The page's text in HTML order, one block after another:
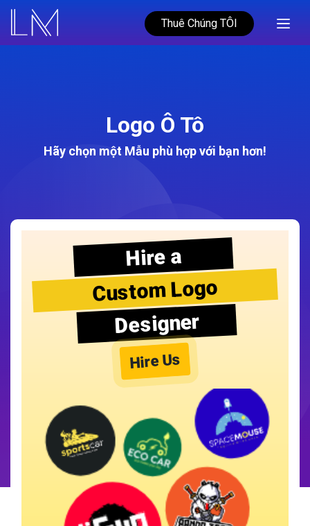
Thuê Chúng TÔI
Logo Ô Tô
Hãy chọn một Mẫu phù hợp với bạn hơn!
Hire a
Custom Logo
Designer
Hire Us